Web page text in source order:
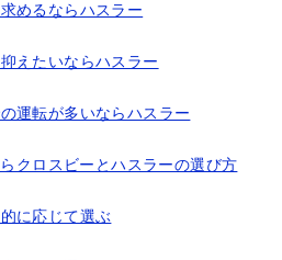
めるならハスラー
えたいならハスラー
運転が多いならハスラー
クロスビーとハスラーの選び方
に応じて選ぶ